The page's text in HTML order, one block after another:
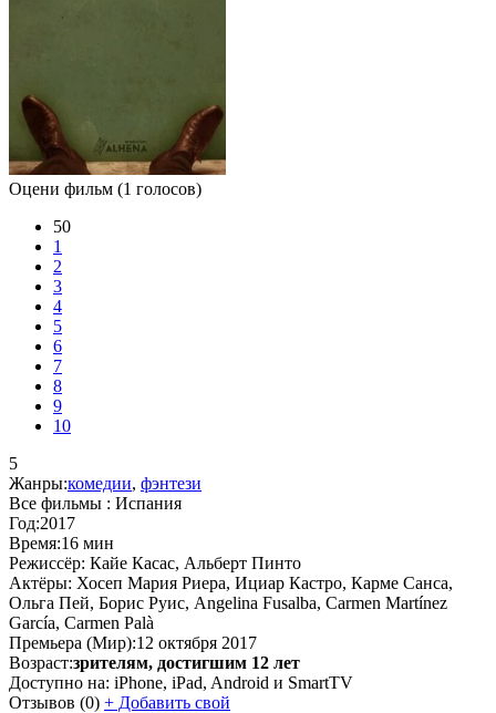
Оцени фильм (1 голосов)
50
1
2
3
4
5
6
7
8
9
10
5
Жанры:комедии, фэнтези
Все фильмы : Испания
Год:2017
Время:16 мин
Режиссёр: Кайе Касас, Альберт Пинто
Актёры: Хосеп Мария Риера, Ициар Кастро, Карме Санса,
Ольга Пей, Борис Руис, Angelina Fusalba, Carmen Martínez
García, Carmen Palà
Премьера (Мир):12 октября 2017
Возраст:зрителям, достигшим 12 лет
Доступно на: iPhone, iPad, Android и SmartTV
Отзывов (0) + Добавить свой